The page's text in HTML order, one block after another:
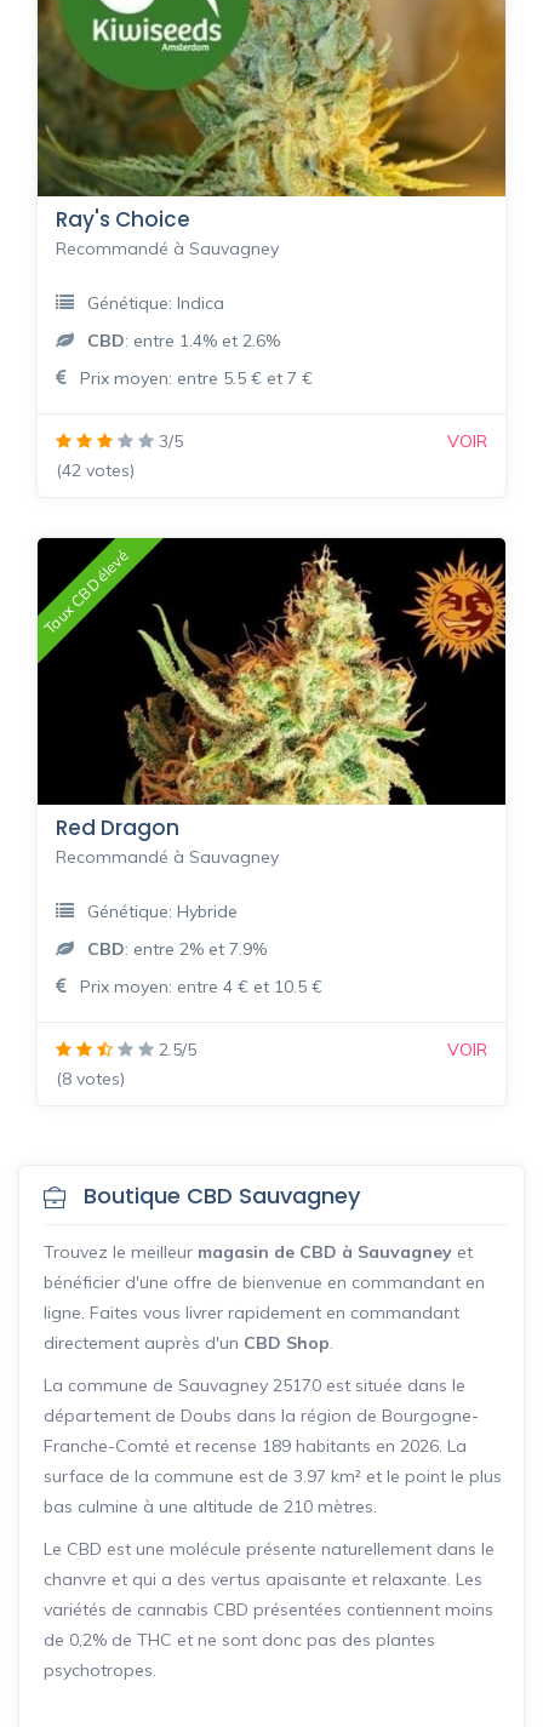
Boutique CBD Sauvagney
Trouvez le meilleur magasin de CBD à Sauvagney et
bénéficier d'une offre de bienvenue en commandant en
ligne. Faites vous livrer rapidement en commandant
directement auprès d'un CBD Shop
La commune de Sauvagney 25170 est située dans le
département de Doubs dans la région de Bourgogne-
Franche-Comté et recense 189 habitants en 2026. La
surface de la commune est de 3.97 km² et le point le plus
bas culmine à une altitude de 210 mètres.
Le CBD est une molécule présente naturellement dans le
chanvre et qui a des vertus apaisante et relaxante. Les
variétés de cannabis CBD présentées contiennent moins
de 0,2% de THC et ne sont donc pas des plantes
psychotropes.
Ray's Choice
Recommandé à Sauvagney
Génétique: Indica
CBD: entre 1.4% et 2.6%
Prix moyen: entre 5.5 € et 7 €
3/5
(42 votes)
VOIR
Taux CBD élevé
Red Dragon
Recommandé à Sauvagney
Génétique: Hybride
CBD: entre 2% et 7.9%
Prix moyen: entre 4 € et 10.5 €
2.5/5
(8 votes)
VOIR